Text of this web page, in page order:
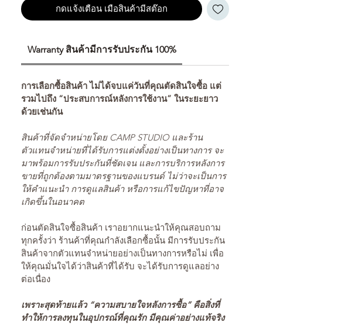
กดแจ้งเตือน เมือสินค้ามีสต๊อก
Warranty สินค้ามีการรับประกัน 100%
การเลือกซื้อสินค้า ไม่ได้จบแค่วันที่คุณตัดสินใจซื้อ แต่
รวมไปถึง “ประสบการณ์หลังการใช้งาน” ในระยะยาว
ด้วยเช่นกัน
สินค้าที่จัดจำหน่ายโดย CAMP STUDIO และร้าน
ตัวแทนจำหน่ายที่ได้รับการแต่งตั้งอย่างเป็นทางการ จะ
มาพร้อมการรับประกันที่ชัดเจน และการบริการหลังการ
ขายที่ถูกต้องตามมาตรฐานของแบรนด์ ไม่ว่าจะเป็นการ
ให้คำแนะนำ การดูแลสินค้า หรือการแก้ไขปัญหาที่อาจ
เกิดขึ้นในอนาคต
ก่อนตัดสินใจซื้อสินค้า เราอยากแนะนำให้คุณสอบถาม
ทุกครั้งว่า ร้านค้าที่คุณกำลังเลือกซื้อนั้น มีการรับประกัน
สินค้าจากตัวแทนจำหน่ายอย่างเป็นทางการหรือไม่ เพื่อ
ให้คุณมั่นใจได้ว่าสินค้าที่ได้รับ จะได้รับการดูแลอย่าง
ต่อเนื่อง
เพราะสุดท้ายแล้ว “ความสบายใจหลังการซื้อ” คือสิ่งที่
ทำให้การลงทุนในอุปกรณ์ที่คุณรัก มีคุณค่าอย่างแท้จริง